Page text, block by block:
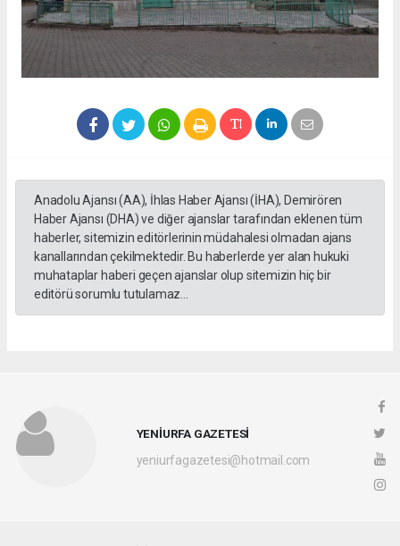
Anadolu Ajansı (AA), İhlas Haber Ajansı (İHA), Demirören
Haber Ajansı (DHA) ve diğer ajanslar tarafından eklenen tüm
haberler, sitemizin editörlerinin müdahalesi olmadan ajans
kanallarından çekilmektedir. Bu haberlerde yer alan hukuki
muhataplar haberi geçen ajanslar olup sitemizin hiç bir
editörü sorumlu tutulamaz...
YENİURFA GAZETESİ
yeniurfagazetesi@hotmail.com